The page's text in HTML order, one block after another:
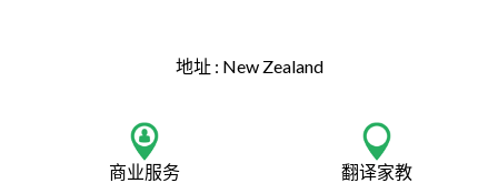
地址 : New Zealand
商业服务 翻译家教